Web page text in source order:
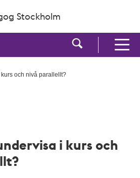
Stockholm
Visa
Visa
och nivå parallellt?
i kurs och